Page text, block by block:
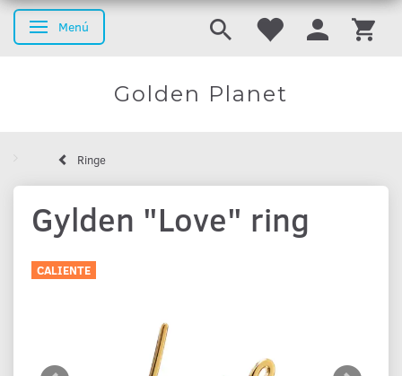
Navegación de palanca
Menú
Golden Planet
Ringe
Gylden "Love" ring
CALIENTE